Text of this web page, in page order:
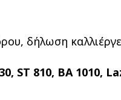
δήλωση
ST 810, BA 1010,